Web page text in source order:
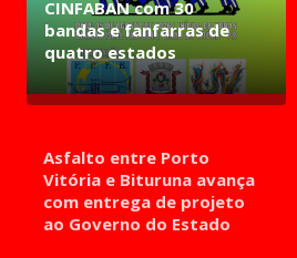
CINFABAN com 30
bandas e fanfarras de
quatro estados
Asfalto entre Porto
Vitória e Bituruna avança
com entrega de projeto
ao Governo do Estado